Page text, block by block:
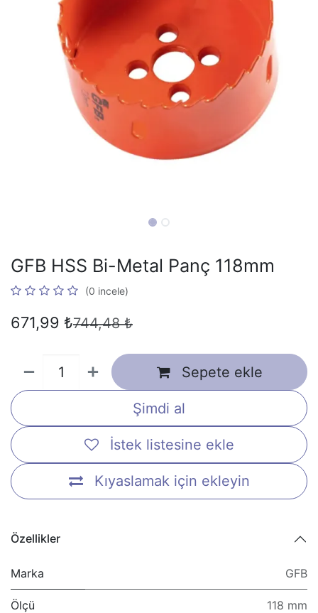
GFB HSS Bi-Metal Panç 118mm
(0 incele)
671,99 ₺744,48₺
Sepete ekle
Şimdi al
Kıyaslamak için ekleyin
İstek listesine ekle
Özellikler
Marka GFB
Ölçü 118 mm